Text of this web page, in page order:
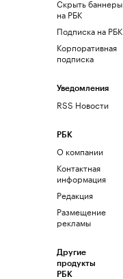
Скрыть баннеры
на РБК
Подписка на РБК
Корпоративная
подписка
Уведомления
RSS Новости
РБК
О компании
Контактная
информация
Редакция
Размещение
рекламы
Другие
продукты
РБК